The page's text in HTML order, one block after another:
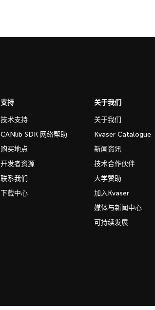
支持
技术支持
CANlib SDK 网络帮助
购买地点
开发者资源
联系我们
下载中心
关于我们
关于我们
Kvaser Catalogue
新闻资讯
技术合作伙伴
大学赞助
加入Kvaser
媒体与新闻中心
可持续发展